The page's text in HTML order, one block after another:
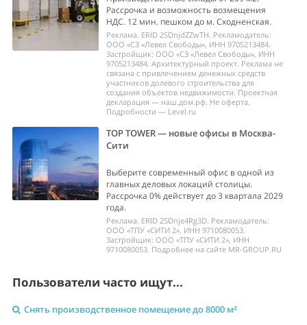
Рассрочка и возможность возмещения
НДС. 12 мин. пешком до м. Сходненская.
Реклама. ERID 2SDnjdZZwTH. Рекламодатель:
ООО «СЗ «Левел Свободы», ИНН 9705213484.
Застройщик: ООО «СЗ «Левел Свободы», ИНН
9705213484. Архитектурный проект. Реклама не
связана с привлечением денежных средств
участников долевого строительства для
создания объектов недвижимости. Проектная
декларация — наш.дом.рф. Не оферта.
Подробности — Level.ru
TOP TOWER — новые офисы в Москва-
Сити
Выберите современный офис в одной из
главных деловых локаций столицы.
Рассрочка 0% действует до 3 квартала 2029
года.
Реклама. ERID 2SDnje4Rg3D. Рекламодатель:
ООО «ТПУ «СИТИ 2», ИНН 9710080053.
Застройщик: ООО «ТПУ «СИТИ 2», ИНН
9710080053. Подробнее на сайте MR-GROUP.RU
Пользователи часто ищут...
Снять производственное помещение до 8000 м²